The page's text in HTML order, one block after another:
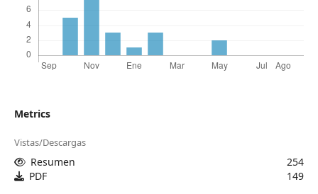
Metrics
Vistas/Descargas
Resumen
254
PDF
149